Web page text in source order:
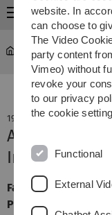
Menu
DBIS
19. October 2015
Adaptive
Information
Fakultätsöffentliche
website. In
can choose to
The Video
party content
Vimeo) without
revoke your
to our privacy
the cookie
Functional
External